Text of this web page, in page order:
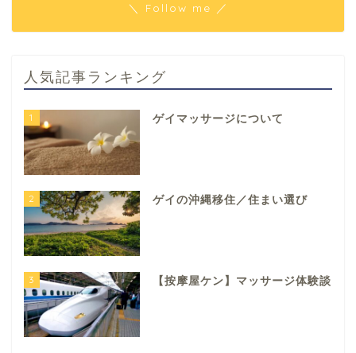
＼ Follow me ／
人気記事ランキング
1 ゲイマッサージについて
2 ゲイの沖縄移住／住まい選び
3 【按摩屋ケン】マッサージ体験談